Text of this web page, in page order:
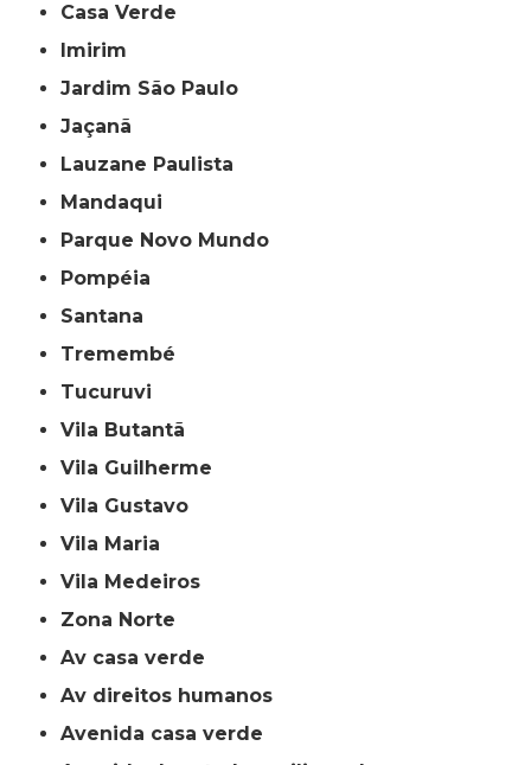
Casa Verde
Imirim
Jardim São Paulo
Jaçanã
Lauzane Paulista
Mandaqui
Parque Novo Mundo
Pompéia
Santana
Tremembé
Tucuruvi
Vila Butantã
Vila Guilherme
Vila Gustavo
Vila Maria
Vila Medeiros
Zona Norte
av casa verde
av direitos humanos
avenida casa verde